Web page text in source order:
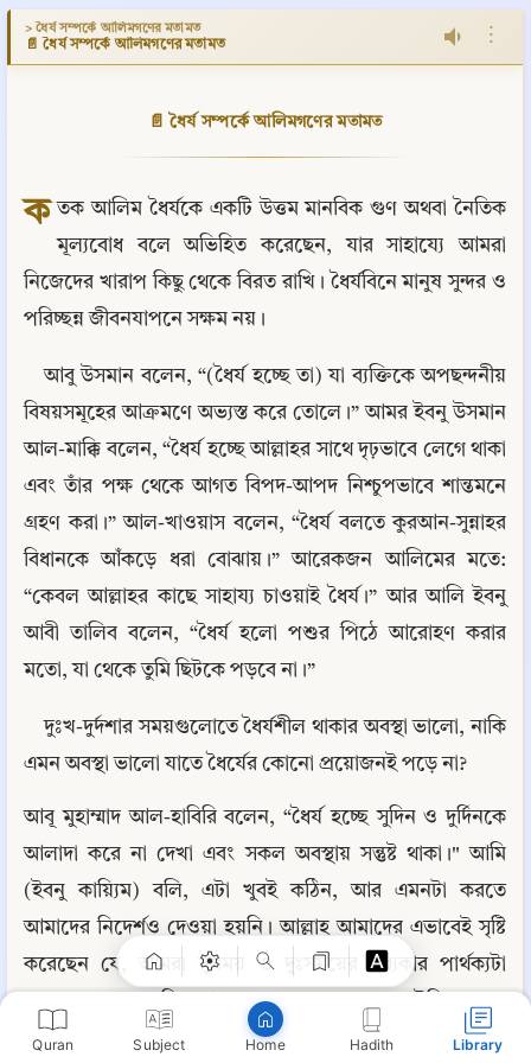
Quran Subject Home Hadith Library
> ধৈর্য সম্পর্কে আলিমগণের মতামত
📄 ধৈর্য সম্পর্কে আলিমগণের মতামত ⋮
📄 ধৈর্য সম্পর্কে আলিমগণের মতামত
ক তক আলিম ধৈর্যকে একটি উত্তম মানবিক গুণ অথবা নৈতিক
মূল্যবোধ বলে অভিহিত করেছেন, যার সাহায্যে আমরা
নিজেদের খারাপ কিছু থেকে বিরত রাখি। ধৈর্যবিনে মানুষ সুন্দর ও
পরিচ্ছন্ন জীবনযাপনে সক্ষম নয়।
আবু উসমান বলেন, “(ধৈর্য হচ্ছে তা) যা ব্যক্তিকে অপছন্দনীয়
বিষয়সমূহের আক্রমণে অভ্যস্ত করে তোলে।” আমর ইবনু উসমান
আল-মাক্কি বলেন, “ধৈর্য হচ্ছে আল্লাহর সাথে দৃঢ়ভাবে লেগে থাকা
এবং তাঁর পক্ষ থেকে আগত বিপদ-আপদ নিশ্চুপভাবে শান্তমনে
গ্রহণ করা।” আল-খাওয়াস বলেন, “ধৈর্য বলতে কুরআন-সুন্নাহর
বিধানকে আঁকড়ে ধরা বোঝায়।” আরেকজন আলিমের মতে:
“কেবল আল্লাহর কাছে সাহায্য চাওয়াই ধৈর্য।” আর আলি ইবনু
আবী তালিব বলেন, “ধৈর্য হলো পশুর পিঠে আরোহণ করার
মতো, যা থেকে তুমি ছিটকে পড়বে না।”
দুঃখ-দুর্দশার সময়গুলোতে ধৈর্যশীল থাকার অবস্থা ভালো, নাকি
এমন অবস্থা ভালো যাতে ধৈর্যের কোনো প্রয়োজনই পড়ে না?
আবূ মুহাম্মাদ আল-হাবিরি বলেন, “ধৈর্য হচ্ছে সুদিন ও দুর্দিনকে
আলাদা করে না দেখা এবং সকল অবস্থায় সন্তুষ্ট থাকা।" আমি
(ইবনু কায়্যিম) বলি, এটা খুবই কঠিন, আর এমনটা করতে
আমাদের নিদের্শও দেওয়া হয়নি। আল্লাহ আমাদের এভাবেই সৃষ্টি
করেছেন যে, আমরা সুসময় ও দুঃসময়ের মধ্যকার পার্থক্যটা
অনুভব করতে পারি। আর বড়জোর চাপের সময় উদ্বিগ্ন হওয়া
থেকে নিজেদের বিরত রাখতে পারি। ধৈর্যের মানে ভালো-মন্দ